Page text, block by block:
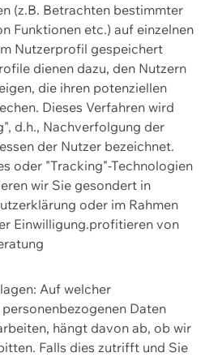
(z.B. Betrachten bestimmter
Funktionen etc.) auf einzelnen
Nutzerprofil gespeichert
dienen dazu, den Nutzern
die ihren potenziellen
Dieses Verfahren wird
d.h., Nachverfolgung der
der Nutzer bezeichnet.
oder "Tracking"-Technologien
wir Sie gesondert in
oder im Rahmen
Einwilligung.profitieren von
Auf welcher
Daten
hängt davon ab, ob wir
Falls dies zutrifft und Sie